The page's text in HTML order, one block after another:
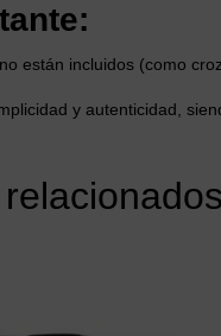
están incluidos (como
y autenticidad,